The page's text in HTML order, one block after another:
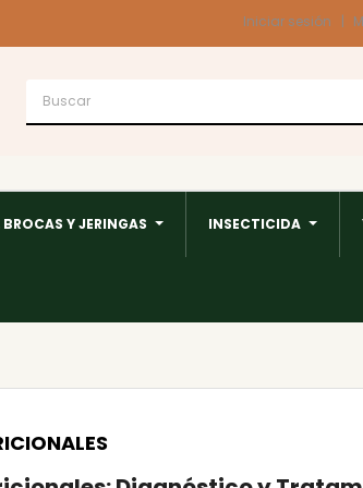
Iniciar sesión
Y JERINGAS INSECTICIDA